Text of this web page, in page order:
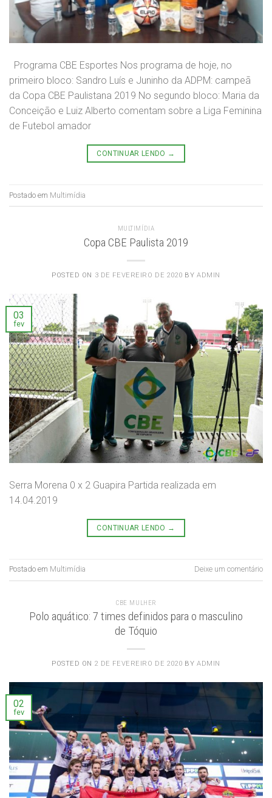
Programa CBE Esportes Nos programa de hoje, no
primeiro bloco: Sandro Luís e Juninho da ADPM: campeã
da Copa CBE Paulistana 2019 No segundo bloco: Maria da
Conceição e Luiz Alberto comentam sobre a Liga Feminina
de Futebol amador
CONTINUAR LENDO →
Postado em Multimídia
MULTIMÍDIA
Copa CBE Paulista 2019
POSTED ON 3 DE FEVEREIRO DE 2020 BYADMIN
03
fev
Serra Morena 0 x 2 Guapira Partida realizada em
14.04.2019
CONTINUAR LENDO →
Postado em Multimídia Deixe um comentário
CBE MULHER
Polo aquático: 7 times definidos para o masculino
de Tóquio
POSTED ON 2 DE FEVEREIRO DE 2020 BYADMIN
02
fev